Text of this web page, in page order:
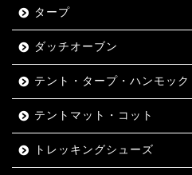
タープ
ダッチオーブン
テント・タープ・ハンモック
テントマット・コット
トレッキングシューズ